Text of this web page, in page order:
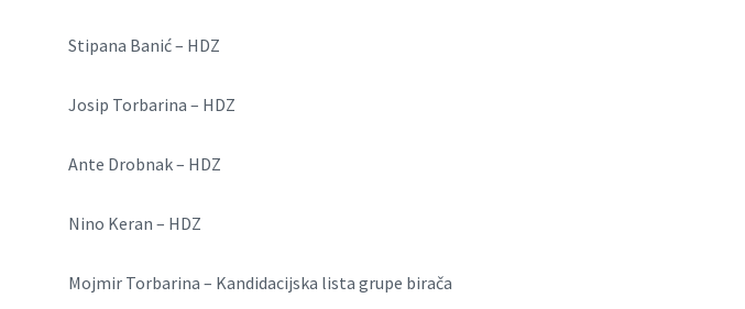
Stipana Banić – HDZ
Josip Torbarina – HDZ
Ante Drobnak – HDZ
Nino Keran – HDZ
Mojmir Torbarina – Kandidacijska lista grupe birača